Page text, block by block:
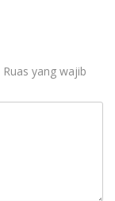
Ruas yang wajib